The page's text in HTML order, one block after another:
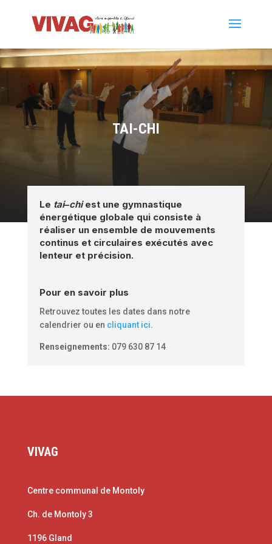
TAI-CHI
Le tai–chiest une gymnastique
énergétique globale qui consiste à
réaliser un ensemble de mouvements
continus et circulaires exécutés avec
lenteur et précision.
Pour en savoir plus
Retrouvez toutes les dates dans notre
calendrier ou en cliquant ici.
Renseignements: 079 630 87 14
VIVAG
Centre communal de Montoly
Ch. de Montoly 3
1196 Gland